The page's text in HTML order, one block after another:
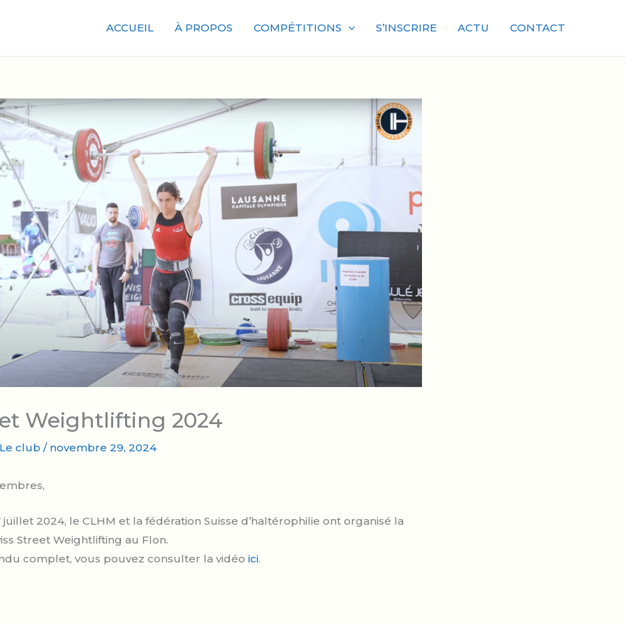
ACCUEIL À PROPOS COMPÉTITIONS S’INSCRIRE ACTU CONTACT
Weightlifting 2024
Le club / novembre 29, 2024
2024, le CLHM et la fédération Suisse d’haltérophilie ont organisé la
Street Weightlifting au Flon.
complet, vous pouvez consulter la vidéo ici.